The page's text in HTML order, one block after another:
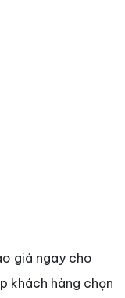
giá ngay cho
khách hàng chọn